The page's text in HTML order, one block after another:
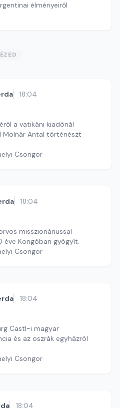
élményeiről
18:04
a vatikáni kiadónál
Molnár Antal történészt
Csongor
18:04
misszionáriussal
éve Kongóban gyógyít.
Csongor
18:04
Csongor
18:04